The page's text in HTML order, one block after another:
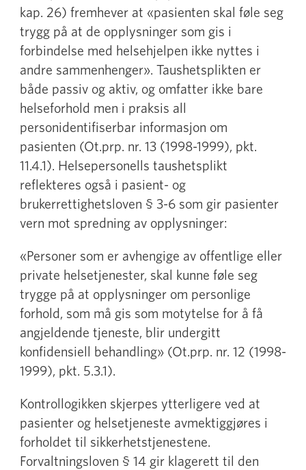
kap. 26) fremhever at «pasienten skal føle seg
trygg på at de opplysninger som gis i
forbindelse med helsehjelpen ikke nyttes i
andre sammenhenger». Taushetsplikten er
både passiv og aktiv, og omfatter ikke bare
helseforhold men i praksis all
personidentifiserbar informasjon om
pasienten (Ot.prp. nr. 13 (1998-1999), pkt.
11.4.1). Helsepersonells taushetsplikt
reflekteres også i pasient- og
brukerrettighetsloven § 3-6 som gir pasienter
vern mot spredning av opplysninger:
«Personer som er avhengige av offentlige eller
private helsetjenester, skal kunne føle seg
trygge på at opplysninger om personlige
forhold, som må gis som motytelse for å få
angjeldende tjeneste, blir undergitt
konfidensiell behandling» (Ot.prp. nr. 12 (1998-
1999), pkt. 5.3.1).
Kontrollogikken skjerpes ytterligere ved at
pasienter og helsetjeneste avmektiggjøres i
forholdet til sikkerhetstjenestene.
Forvaltningsloven § 14 gir klagerett til den